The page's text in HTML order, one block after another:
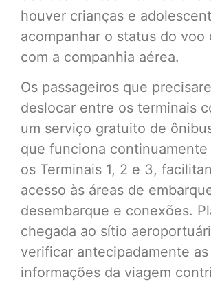
houver crianças e
acompanhar o status do voo
com a companhia aérea.
Os passageiros que
deslocar entre os terminais
um serviço gratuito de
que funciona
os Terminais 1, 2 e 3,
acesso às áreas de
desembarque e conexões.
chegada ao sítio
verificar antecipadamente as
informações da viagem